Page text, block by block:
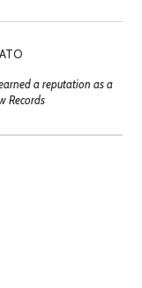
a reputation as a
Records